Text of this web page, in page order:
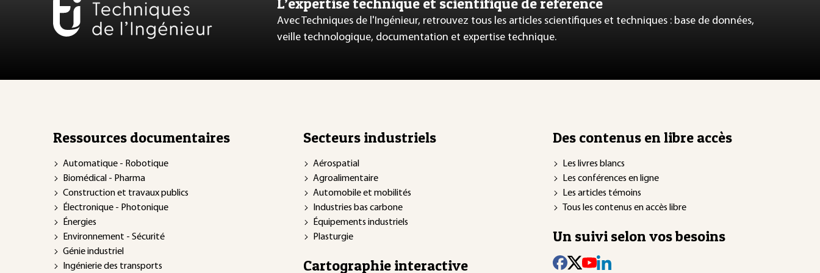
Avec Techniques de l'Ingénieur, retrouvez tous les articles scientifiques et techniques : base de données,
veille technologique, documentation et expertise technique.
Ressources documentaires
Automatique - Robotique
Biomédical - Pharma
Construction et travaux publics
Électronique - Photonique
Énergies
Environnement - Sécurité
Génie industriel
Ingénierie des transports
Secteurs industriels
Aérospatial
Agroalimentaire
Automobile et mobilités
Industries bas carbone
Équipements industriels
Plasturgie
Cartographie interactive
Des contenus en libre accès
Les livres blancs
Les conférences en ligne
Les articles témoins
Tous les contenus en accès libre
Un suivi selon vos besoins